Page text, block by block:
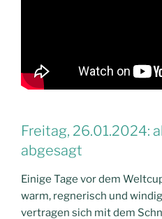
Freitag, 26.01.2024:
abgesagt
Einige Tage vor dem
warm, regnerisch und
vertragen sich mit dem